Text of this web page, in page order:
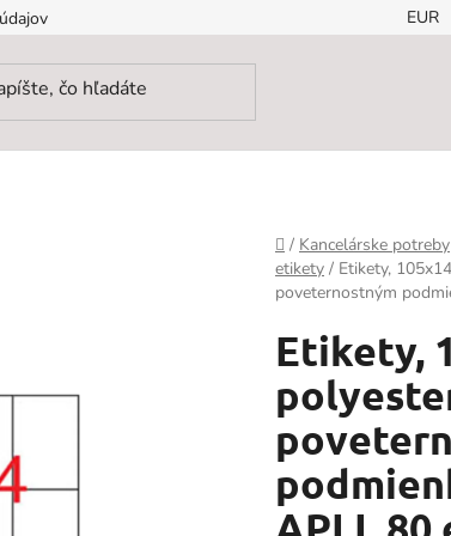
EUR
Domov
/ Kancelárske potreby
etikety / Etikety,
poveternostným
Etikety,